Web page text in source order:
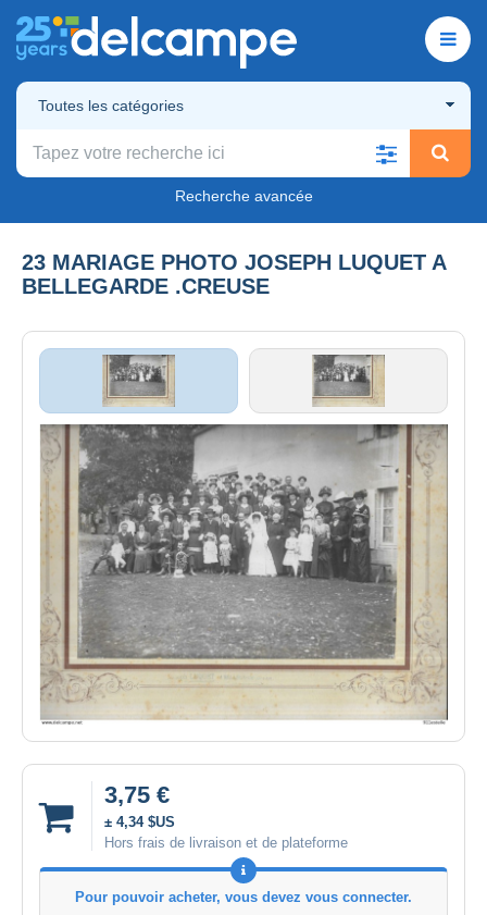
Toutes les catégories
Recherche avancée
23 MARIAGE PHOTO JOSEPH LUQUET A
BELLEGARDE .CREUSE
3,75 €
± 4,34 $US
Hors frais de livraison et de plateforme
Pour pouvoir acheter, vous devez vous connecter.